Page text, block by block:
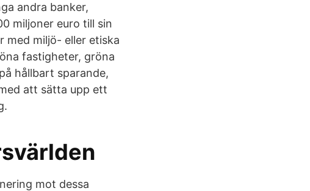
andra banker,
miljoner euro till sin
miljö- eller etiska
fastigheter, gröna
hållbart sparande,
att sätta upp ett
mot dessa